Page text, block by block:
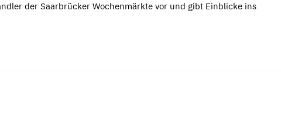
der Saarbrücker Wochenmärkte vor und gibt Einblicke ins